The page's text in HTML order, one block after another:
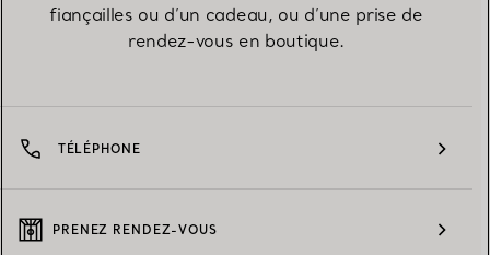
fiançailles ou d’un cadeau, ou d’une prise de
rendez-vous en boutique.
TÉLÉPHONE
PRENEZ RENDEZ-VOUS